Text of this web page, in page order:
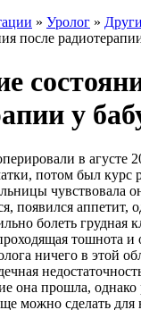
» Уролог »
после
у
в агусте
потом был курс
чувствовала
появился аппетит,
болеть грудная
тошнота и
ничего в этой
она прошла, однако
можно сделать для